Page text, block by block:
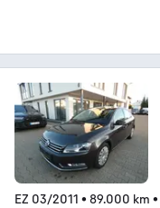
EZ 03/2011 • 89.000 km •